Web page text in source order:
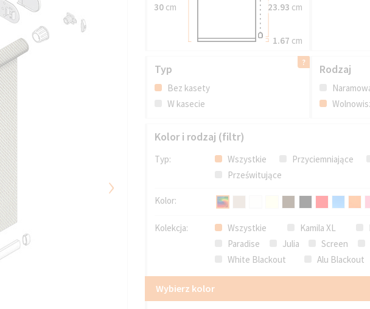
›
30 cm 23.93 cm
1.67 cm
Typ
Bez kasety
W kasecie
Rodzaj
Kolor i rodzaj (filtr)
Typ: Wszystkie Przyciemniające
Prześwitujące
Kolor:
Kolekcja: Wszystkie Kamila XL
Paradise
Julia Screen
White Blackout
Alu Blackout
Wybierz kolor